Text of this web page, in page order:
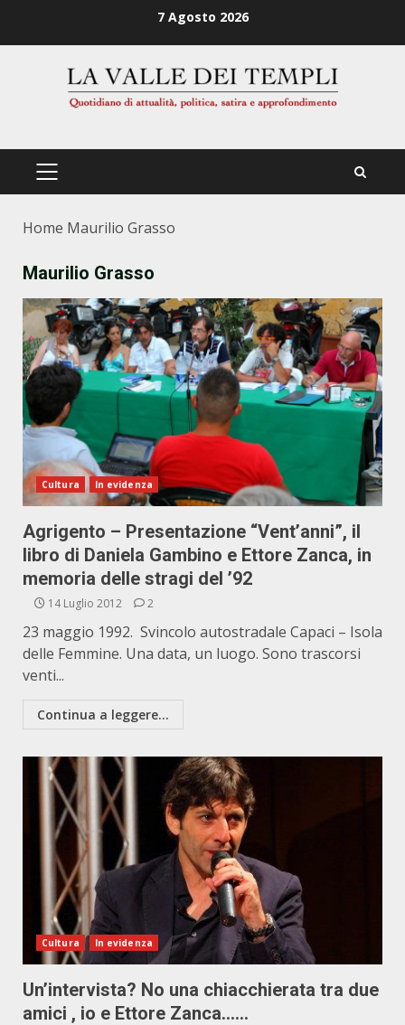
7 Agosto 2026
PRIMÄRES
Home Maurilio Grasso
Maurilio Grasso
Cultura In evidenza
Agrigento – Presentazione “Vent’anni”, il
libro di Daniela Gambino e Ettore Zanca, in
memoria delle stragi del ’92
14 Luglio 2012 2
23 maggio 1992. Svincolo autostradale Capaci – Isola
delle Femmine. Una data, un luogo. Sono trascorsi
venti...
Continua a leggere...
Cultura In evidenza
Un’intervista? No una chiacchierata tra due
amici , io e Ettore Zanca……